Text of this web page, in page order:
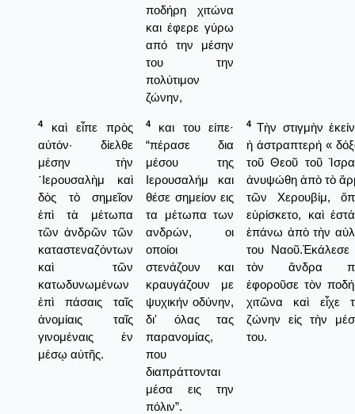
ποδήρη χιτώνα
και έφερε γύρω
από την μέσην
του την
πολύτιμον
ζώνην,
4
καὶ εἶπε πρὸς
αὐτόν· δίελθε
μέσην τὴν
῾Ιερουσαλὴμ καὶ
δὸς τὸ σημεῖον
ἐπὶ τὰ μέτωπα
τῶν ἀνδρῶν τῶν
καταστεναζόντων
καὶ τῶν
κατωδυνωμένων
ἐπὶ πάσαις ταῖς
ἀνομίαις ταῖς
γινομέναις ἐν
μέσῳ αὐτῆς.
4
και του είπε·
“πέρασε δια
μέσου της
Ιερουσαλήμ και
θέσε σημείον εις
τα μέτωπα των
ανδρών, οι
οποίοι
στενάζουν και
κραυγάζουν με
ψυχικήν οδύνην,
δι' όλας τας
παρανομίας,
που
διαπράττονται
μέσα εις την
πόλιν”.
4 Τὴν στιγμὴν
ἡ ἀστραπτερή «
τοῦ Θεοῦ τοῦ
ἀνυψώθη ἀπὸ τὸ
τῶν Χερουβίμ,
εὑρίσκετο, καὶ
ἐπάνω ἀπὸ τὴν
του Ναοῦ.Ἐκάλεσε
τὸν ἄνδρα
ἐφοροῦσε τὸν
χιτῶνα καὶ εἶχε
ζώνην εἰς τὴν
του.